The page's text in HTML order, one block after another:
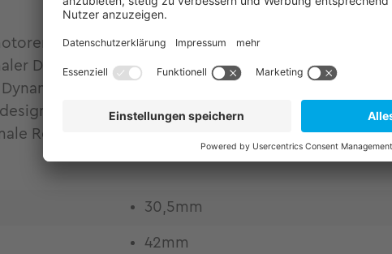
ILM70x18 für strukturintegrierte
Designfreiheit. Höchste Design-Freiheit durch
Verlustarmes Design durch höchsten
durch Strukturintegration Gewichts- und
Regelbarkeit durch hohe Bandbreite und
30,5mm
42mm